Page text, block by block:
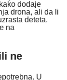
dodaje
drona, ali da li
deteta,
na
ne
U